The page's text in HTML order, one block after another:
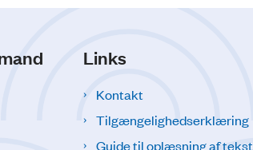
Links
Kontakt
Tilgængelighedserklæring
Guide til oplæsning af tekst